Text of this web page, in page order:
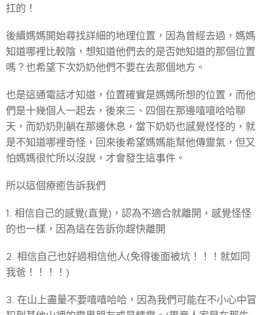
扛的！
後續媽媽開始尋找詳細的地理位置，因為曾經去過，媽媽
知道哪裡比較陰，想知道他們去的是否她知道的那個位置
嗎？也希望下次奶奶他們不要在去那個地方。
也是這通電話才知道，位置確實是媽媽所想的位置，而他
們是十幾個人一起去，後來三、四個在那邊嘻嘻哈哈聊
天，而奶奶則躺在那邊休息，當下奶奶也感覺怪怪的，就
是不知道哪裡奇怪，回來後希望媽媽能幫他傳靈氣，但又
怕媽媽很忙所以沒說，才會發生這事件。
所以這個療癒告訴我們
1. 相信自己的感覺(直覺)，認為不適合就離開，感覺怪怪
的也一樣，因為這在告訴你趕快離開
2. 相信自己也好過相信他人(免得後面被坑！！！就如同
我爸！！！！)
3. 在山上盡量不要嘻嘻哈哈，因為我們可能在不小心中冒